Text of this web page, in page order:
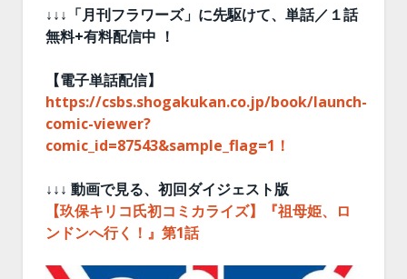
↓↓↓「月刊フラワーズ」に先駆けて、単話／１話
無料+有料配信中 ！
【電子単話配信】
https://csbs.shogakukan.co.jp/book/launch-
comic-viewer?
comic_id=87543&sample_flag=1！
↓↓↓ 動画で見る、初回ダイジェスト版
【玖保キリコ氏初コミカライズ】『祖母姫、ロ
ンドンへ行く！』第1話